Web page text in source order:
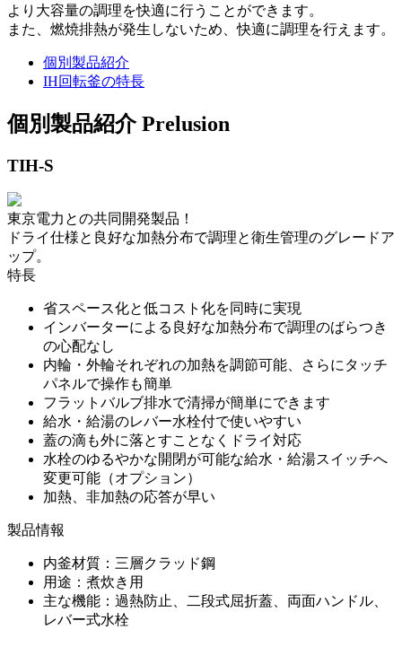
より大容量の調理を快適に行うことができます。
また、燃焼排熱が発生しないため、快適に調理を行えます。
個別製品紹介
IH回転釜の特長
個別製品紹介 Prelusion
TIH-S
東京電力との共同開発製品！
ドライ仕様と良好な加熱分布で調理と衛生管理のグレードア
ップ。
特長
省スペース化と低コスト化を同時に実現
インバーターによる良好な加熱分布で調理のばらつき
の心配なし
内輪・外輪それぞれの加熱を調節可能、さらにタッチ
パネルで操作も簡単
フラットバルブ排水で清掃が簡単にできます
給水・給湯のレバー水栓付で使いやすい
蓋の滴も外に落とすことなくドライ対応
水栓のゆるやかな開閉が可能な給水・給湯スイッチへ
変更可能（オプション）
加熱、非加熱の応答が早い
製品情報
内釜材質：三層クラッド鋼
用途：煮炊き用
主な機能：過熱防止、二段式屈折蓋、両面ハンドル、
レバー式水栓